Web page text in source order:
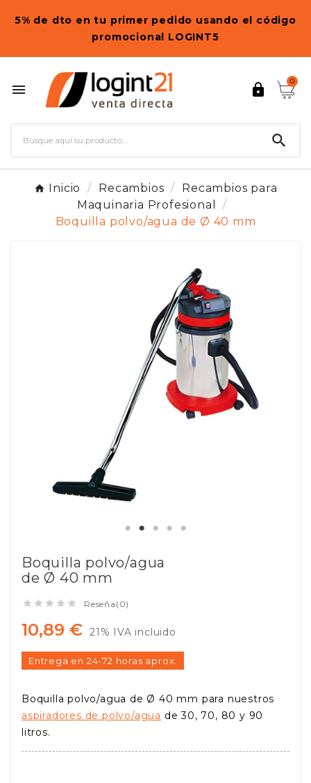
5% de dto en tu primer pedido usando el código
promocional LOGINT5
 
0

Inicio Recambios
Recambios para
Maquinaria Profesional
Boquilla polvo/agua de Ø 40 mm
Boquilla polvo/agua
de Ø 40 mm
     Reseña(0)
10,89 € 21% IVA incluido
Entrega en 24-72 horas aprox.
Boquilla polvo/agua de Ø 40 mm para nuestros
aspiradores de polvo/agua de 30, 70, 80 y 90
litros.